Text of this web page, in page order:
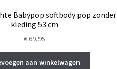
Babypop softbody pop zonder
kleding 53 cm
€ 69,95
aan winkelwagen